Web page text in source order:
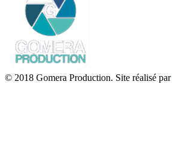
© 2018 Gomera Production. Site réalisé par